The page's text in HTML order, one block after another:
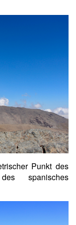
Punkt des
spanisches